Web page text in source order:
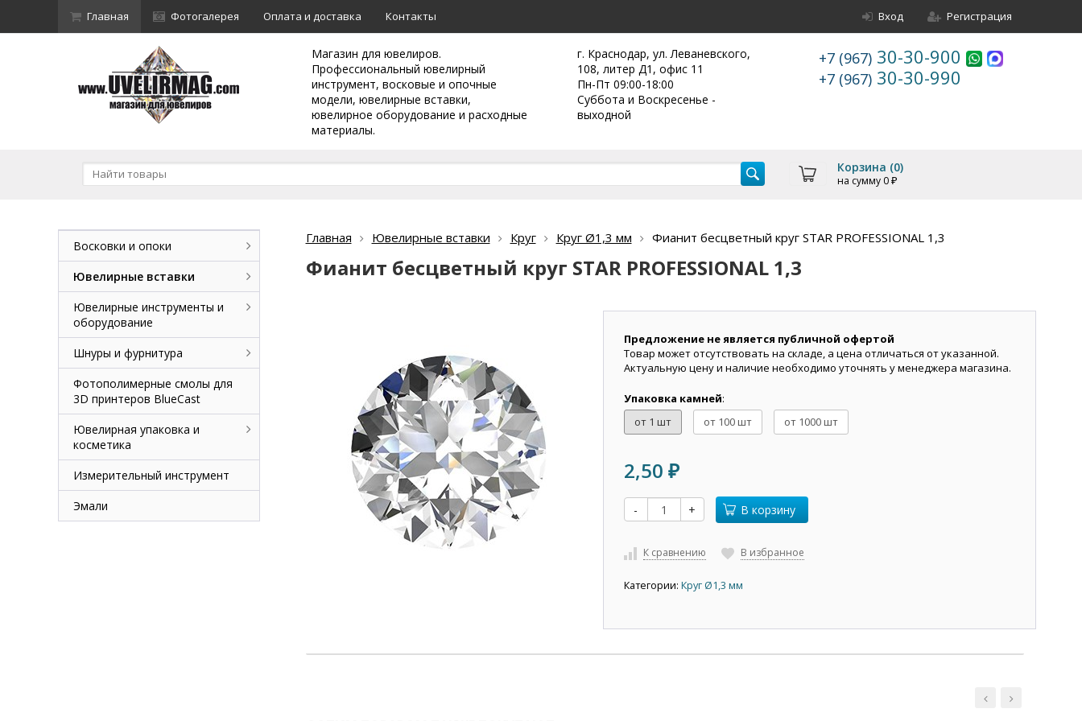
Главная Фотогалерея Оплата и доставка Контакты Вход Регистрация
Магазин для ювелиров.
Профессиональный ювелирный
инструмент, восковые и опочные
модели, ювелирные вставки,
ювелирное оборудование и расходные
материалы.
г. Краснодар, ул. Леваневского,
108, литер Д1, офис 11
Пн-Пт 09:00-18:00
Суббота и Воскресенье -
выходной
+7 (967) 30-30-900
+7 (967) 30-30-990
Корзина (0)
на сумму 0 ₽
Главная Ювелирные вставки Круг Круг Ø1,3 мм Фианит бесцветный круг STAR PROFESSIONAL 1,3
Фианит бесцветный круг STAR PROFESSIONAL 1,3
Предложение не является публичной офертой
Товар может отсутствовать на складе, а цена отличаться от указанной.
Актуальную цену и наличие необходимо уточнять у менеджера магазина.
Упаковка камней:
от 1 шт
от 100 шт от 1000 шт
2,50 ₽
- + В корзину
К сравнению В избранное
Категории: Круг Ø1,3 мм
Восковки и опоки
Ювелирные вставки
Ювелирные инструменты и
оборудование
Шнуры и фурнитура
Фотополимерные смолы для
3D принтеров BlueCast
Ювелирная упаковка и
косметика
Измерительный инструмент
Эмали